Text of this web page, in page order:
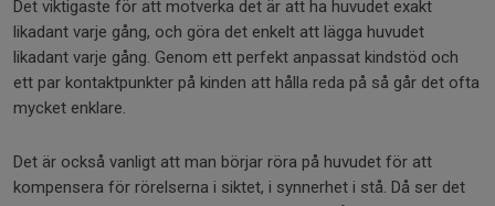
Det viktigaste för att motverka det är att ha huvudet exakt
likadant varje gång, och göra det enkelt att lägga huvudet
likadant varje gång. Genom ett perfekt anpassat kindstöd och
ett par kontaktpunkter på kinden att hålla reda på så går det ofta
mycket enklare.
Det är också vanligt att man börjar röra på huvudet för att
kompensera för rörelserna i siktet, i synnerhet i stå. Då ser det